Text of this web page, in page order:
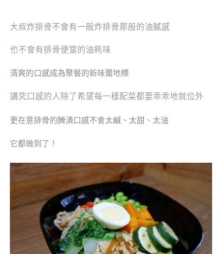
大叔炸排骨不會有一般炸排骨那般的油膩感
也不會有排骨便當的油耗味
清爽的口感成為聚餐的新味蕾地標
講究口感的人除了希望每一樣配菜都要乖乖地就位外
更在意排骨的醃漬口感不會太鹹、太甜、太油
它都做到了！